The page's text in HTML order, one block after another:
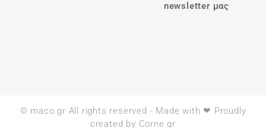
newsletter μας
© maco.gr All rights reserved - Made with ❤ Proudly
created by Corne.gr